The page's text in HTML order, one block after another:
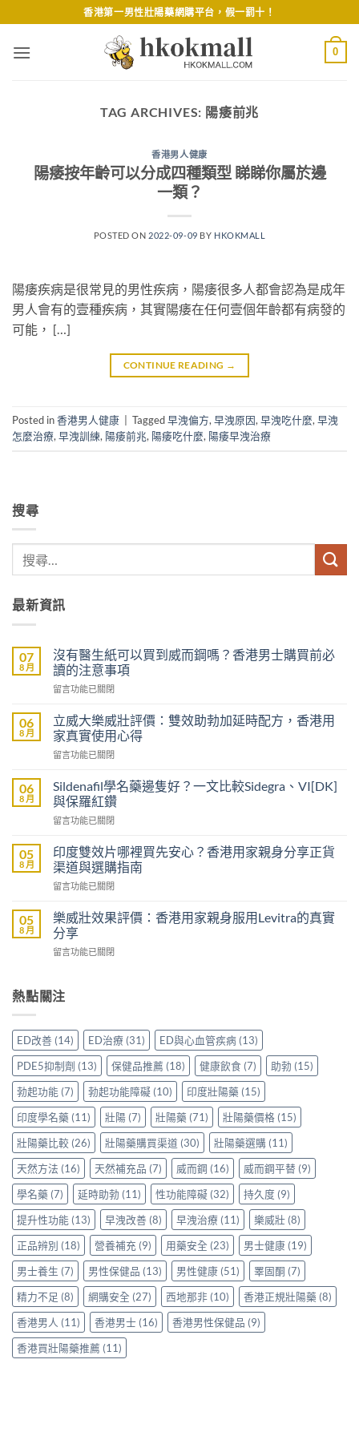
to
content
香港第一男性壯陽藥網購平台，假一罰十！
0
TAG ARCHIVES: 陽痿前兆
香港男人健康
陽痿按年齡可以分成四種類型 睇睇你屬於邊
一類？
POSTED ON 2022-09-09 BY HKOKMALL
陽痿疾病是很常見的男性疾病，陽痿很多人都會認為是成年
男人會有的壹種疾病，其實陽痿在任何壹個年齡都有病發的
可能， […]
CONTINUE READING →
Posted in香港男人健康 Tagged早洩偏方, 早洩原因, 早洩吃什麼, 早洩
怎麼治療, 早洩訓練, 陽痿前兆, 陽痿吃什麼, 陽痿早洩治療
搜尋
最新資訊
07
8 月
沒有醫生紙可以買到威而鋼嗎？香港男士購買前必
讀的注意事項
在
有
醫
生
紙
以
買
到
威
鋼
嗎？
港
士
購
買
讀
的
意
事
項〉
中
留言功能已關閉
06
8 月
立威大樂威壯評價：雙效助勃加延時配方，香港用
家真實使用心得
在
威
大
樂
威
評
價：
雙
效
勃
加
時
香
家
真
實
使
用
心
得〉
中
留言功能已關閉
06
8 月
Sildenafil學名藥邊隻好？一文比較Sidegra、VI[DK]
與保羅紅鑽
在
學
名
藥
邊
好？
一
文
比
VI[DK]
羅
紅
鑽〉
中
留言功能已關閉
05
8 月
印度雙效片哪裡買先安心？香港用家親身分享正貨
渠道與選購指南
在
度
雙
效
片
買
心？
香
港
用
家
親
身
分
享
正
貨
渠
道
與
選
購
指
南〉
中
留言功能已關閉
05
8 月
樂威壯效果評價：香港用家親身服用Levitra的真實
分享
在
壯
效
評
價：
香
港
用
家
親
身
服
用
Levitra
的
真
實
分
享〉
中
留言功能已關閉
熱點關注
ED改善 (14) ED治療 (31) ED與心血管疾病 (13)
PDE5抑制劑 (13) 保健品推薦 (18) 健康飲食 (7) 助勃 (15)
勃起功能 (7) 勃起功能障礙 (10) 印度壯陽藥 (15)
印度學名藥 (11) 壯陽 (7) 壯陽藥 (71) 壯陽藥價格 (15)
壯陽藥比較 (26) 壯陽藥購買渠道 (30) 壯陽藥選購 (11)
天然方法 (16) 天然補充品 (7) 威而鋼 (16) 威而鋼平替 (9)
學名藥 (7) 延時助勃 (11) 性功能障礙 (32) 持久度 (9)
提升性功能 (13) 早洩改善 (8) 早洩治療 (11) 樂威壯 (8)
正品辨別 (18) 營養補充 (9) 用藥安全 (23) 男士健康 (19)
男士養生 (7) 男性保健品 (13) 男性健康 (51) 睪固酮 (7)
精力不足 (8) 網購安全 (27) 西地那非 (10) 香港正規壯陽藥 (8)
香港男人 (11) 香港男士 (16) 香港男性保健品 (9)
香港買壯陽藥推薦 (11)